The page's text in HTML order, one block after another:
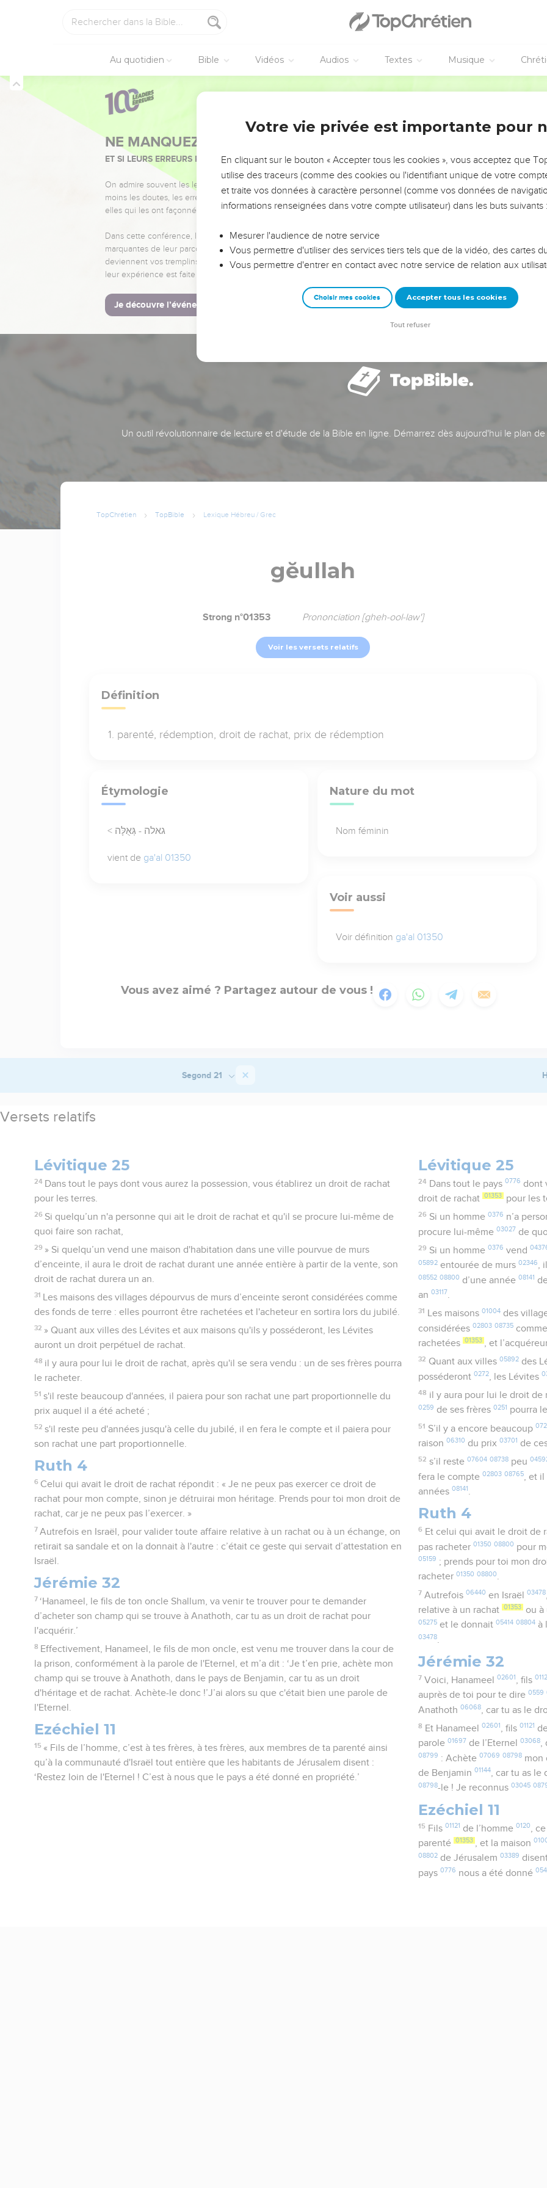
Au quotidien Bible Vidéos Audios Textes Musique
NE MANQUEZ PAS L’ÉVÉNEMENT DE L’ANNÉE !
ET SI LEURS ERREURS POUVAIENT VOUS ÉVITER LES VOTRES ?
On admire souvent les leaders pour leurs réussites, leur impact, leur foi ou leur vision. Mais on voit
moins les doutes, les erreurs et les saisons difficiles qu'ils ont traversés, alors même que ce sont
elles qui les ont façonnés.
Dans cette conférence, leaders, entrepreneurs, et responsables reviennent sur les erreurs
marquantes de leur parcours et les clés pour avancer avec plus de sagesse afin que leurs erreurs
deviennent vos tremplins. Que vous guidiez un ministère, une équipe, un groupe ou une famille,
leur expérience est faite pour vous.
Je découvre l’événement
Un outil révolutionnaire de lecture et d'étude de la Bible en ligne. Démarrez dès aujourd'hui le plan
TopChrétien TopBible Lexique Hébreu / Grec
gĕullah
Strong n°01353 Prononciation [gheh-ool-law']
Voir les versets relatifs
Définition
parenté, rédemption, droit de rachat, prix de rédemption
Étymologie
< גאלה - גְּאֻלָּה
vient de ga'al 01350
Nature du mot
Nom féminin
Voir aussi
Voir définition ga'al 01350
Vous avez aimé ? Partagez autour de vous !
Segond 21
Versets relatifs
Lévitique 25
24 Dans tout le pays dont vous aurez la possession, vous établirez un droit de rachat
pour les terres.
26 Si quelqu’un n'a personne qui ait le droit de rachat et qu'il se procure lui-même de
quoi faire son rachat,
29 » Si quelqu’un vend une maison d'habitation dans une ville pourvue de murs
d’enceinte, il aura le droit de rachat durant une année entière à partir de la vente, son
droit de rachat durera un an.
31
Les maisons des villages dépourvus de murs d’enceinte seront considérées comme
des fonds de terre : elles pourront être rachetées et l'acheteur en sortira lors du jubilé.
32 » Quant aux villes des Lévites et aux maisons qu'ils y posséderont, les Lévites
auront un droit perpétuel de rachat.
48 il y aura pour lui le droit de rachat, après qu'il se sera vendu : un de ses frères pourra
le racheter.
51 s'il reste beaucoup d'années, il paiera pour son rachat une part proportionnelle du
prix auquel il a été acheté ;
52 s'il reste peu d'années jusqu'à celle du jubilé, il en fera le compte et il paiera pour
son rachat une part proportionnelle.
Ruth 4
6 Celui qui avait le droit de rachat répondit : « Je ne peux pas exercer ce droit de
rachat pour mon compte, sinon je détruirai mon héritage. Prends pour toi mon droit de
rachat, car je ne peux pas l’exercer. »
7 Autrefois en Israël, pour valider toute affaire relative à un rachat ou à un échange, on
retirait sa sandale et on la donnait à l'autre : c’était ce geste qui servait d’attestation en
Israël.
Jérémie 32
7 ‘Hanameel, le fils de ton oncle Shallum, va venir te trouver pour te demander
d’acheter son champ qui se trouve à Anathoth, car tu as un droit de rachat pour
l'acquérir.’
8 Effectivement, Hanameel, le fils de mon oncle, est venu me trouver dans la cour de
la prison, conformément à la parole de l'Eternel, et m’a dit : ‘Je t’en prie, achète mon
champ qui se trouve à Anathoth, dans le pays de Benjamin, car tu as un droit
d'héritage et de rachat. Achète-le donc !’J’ai alors su que c'était bien une parole de
l'Eternel.
Ezéchiel 11
15 « Fils de l’homme, c’est à tes frères, à tes frères, aux membres de ta parenté ainsi
qu’à la communauté d'Israël tout entière que les habitants de Jérusalem disent :
‘Restez loin de l'Eternel ! C’est à nous que le pays a été donné en propriété.’
Lévitique 25
24 Dans tout le pays 0776 dont
droit de rachat 01353 pour les
26 Si un homme 0376 n’a
procure lui-même03027 de
29 Si un homme 0376 vend
05892 entourée de murs02346,
08552 08800 d’une année08141
an03117.
31 Les maisons 01004des
considérées02803 08735
rachetées 01353 , et
32 Quant aux villes 05892des
posséderont0272 , les Lévites
48 il y aura pour lui le droit de
0259 de ses frères0251 pourra
51 S’il y a encore beaucoup
raison06310 du prix03701 de
52 s’il reste 07604 08738peu
fera le compte02803 08765 , et
années08141 .
Ruth 4
6 Et celui qui avait le droit de
pas racheter01350 08800 pour
05159 ; prends pour toi mon
racheter01350 08800.
7 Autrefois 06440 en Israël 03478
relative à un rachat 01353 ou
05275 et le donnait05414 08804 à
03478
Jérémie 32
7 Voici, Hanameel 02601 , fils
auprès de toi pour te dire0559
Anathoth06068 , car tu as le
8 Et Hanameel 02601 , fils 01121
parole01697 de l’Eternel03068,
08799 : Achète07069 08798 mon
de Benjamin01144, car tu as le
08798-le ! Je reconnus03045
Ezéchiel 11
15 Fils 01121 de l’homme 0120 ,
parenté 01353 , et la maison
08802 de Jérusalem03389
pays0776 nous a été donné
Votre vie privée est importante pour
En cliquant sur le bouton « Accepter tous les cookies », vous acceptez que
utilise des traceurs (comme des cookies ou l'identifiant unique de votre
et traite vos données à caractère personnel (comme vos données de
informations renseignées dans votre compte utilisateur) dans les buts suivants :
Mesurer l'audience de notre service
Vous permettre d'utiliser des services tiers tels que de la vidéo, des cartes
Vous permettre d'entrer en contact avec notre service de relation aux
Choisir mes cookies Accepter tous les cookies
Tout refuser